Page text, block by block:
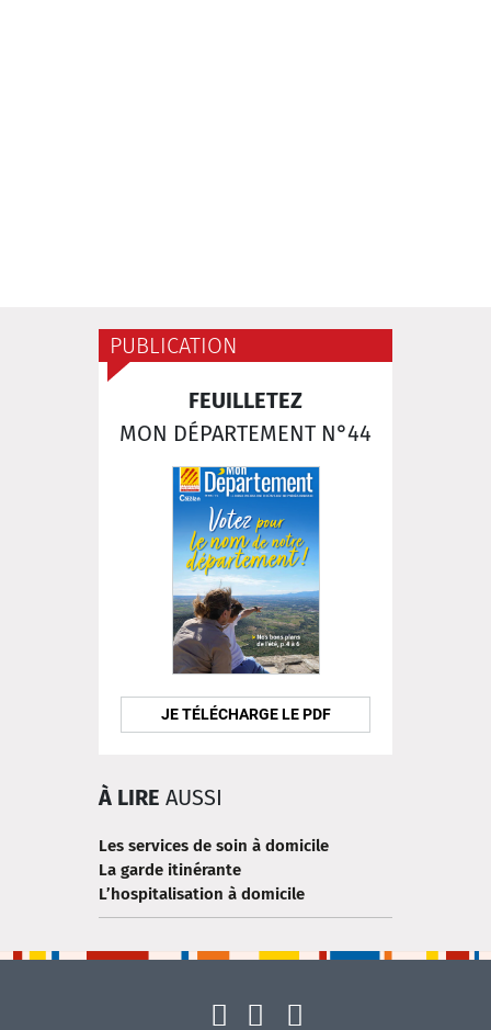
PUBLICATION
FEUILLETEZ
MON DÉPARTEMENT N°44
JE TÉLÉCHARGE LE PDF
À LIRE AUSSI
Les services de soin à domicile
La garde itinérante
L’hospitalisation à domicile